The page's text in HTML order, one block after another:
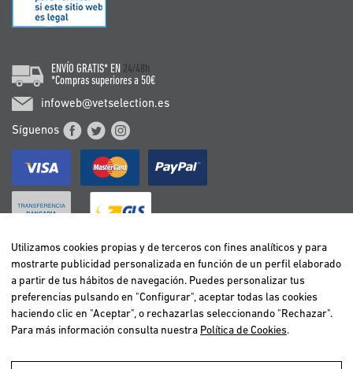
ENVÍO GRATIS* EN 24/48h
*Compras superiores a 50€
infoweb@vetselection.es
Síguenos
BELGIË / BELGIQUE
DEUTSCHLAND
ESPAÑA
FRANCE
ITALIA
Utilizamos cookies propias y de terceros con fines analíticos y para
mostrarte publicidad personalizada en función de un perfil elaborado
a partir de tus hábitos de navegación. Puedes personalizar tus
preferencias pulsando en "Configurar", aceptar todas las cookies
haciendo clic en "Aceptar", o rechazarlas seleccionando "Rechazar".
Para más información consulta nuestra Política de Cookies.